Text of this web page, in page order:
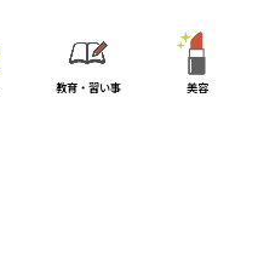
教育・習い事 美容